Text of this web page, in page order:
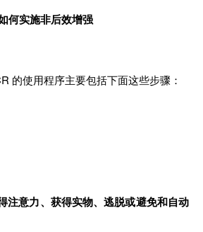
何实施非后效增强
的使用程序主要包括下面这些步骤：
注意力、获得实物、逃脱或避免和自动